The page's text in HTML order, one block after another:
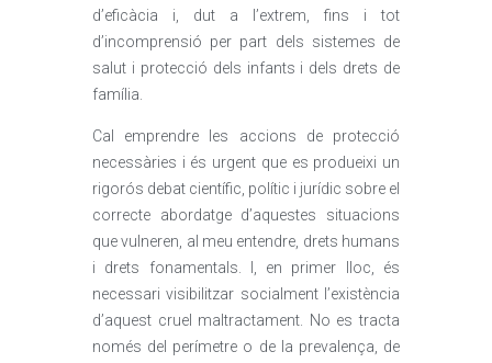
d’eficàcia i, dut a l’extrem, fins i tot
d’incomprensió per part dels sistemes de
salut i protecció dels infants i dels drets de
família.
Cal emprendre les accions de protecció
necessàries i és urgent que es produeixi un
rigorós debat científic, polític i jurídic sobre el
correcte abordatge d’aquestes situacions
que vulneren, al meu entendre, drets humans
i drets fonamentals. I, en primer lloc, és
necessari visibilitzar socialment l’existència
d’aquest cruel maltractament. No es tracta
només del perímetre o de la prevalença, de